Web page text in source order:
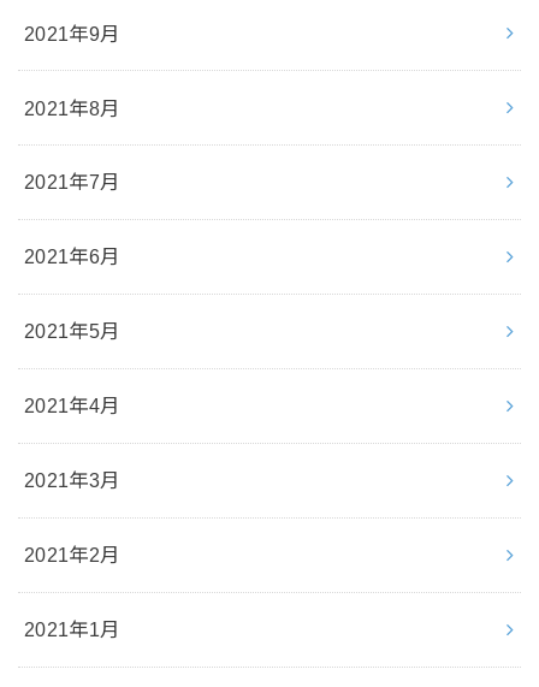
2021年9月
2021年8月
2021年7月
2021年6月
2021年5月
2021年4月
2021年3月
2021年2月
2021年1月